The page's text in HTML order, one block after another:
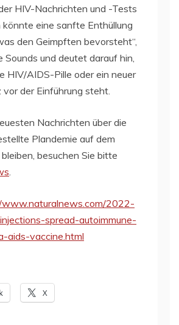
HIV-Nachrichten und -Tests
könnte eine sanfte Enthüllung
den Geimpften bevorsteht“,
und deutet darauf hin,
HIV/AIDS-Pille oder ein neuer
der Einführung steht.
Nachrichten über die
Plandemie auf dem
besuchen Sie bitte
.
2022-
spread-autoimmune-
aids-vaccine.html
X